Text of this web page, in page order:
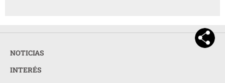
NOTICIAS
INTERÉS